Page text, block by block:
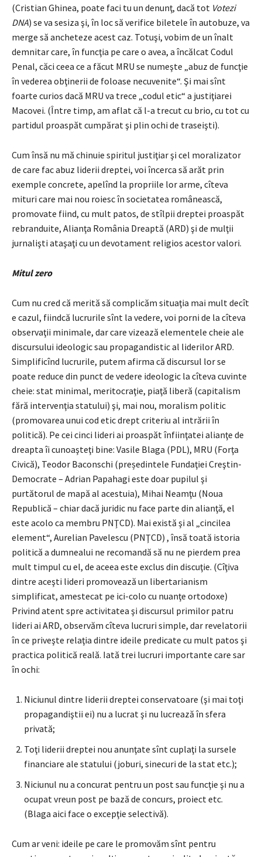
(Cristian Ghinea, poate faci tu un denunţ, dacă tot Votezi
DNA) se va sesiza şi, în loc să verifice biletele în autobuze, va
merge să ancheteze acest caz. Totuşi, vobim de un înalt
demnitar care, în funcţia pe care o avea, a încălcat Codul
Penal, căci ceea ce a făcut MRU se numeşte „abuz de funcţie
în vederea obţinerii de foloase necuvenite“. Şi mai sînt
foarte curios dacă MRU va trece „codul etic“ a justiţiarei
Macovei. (Între timp, am aflat că l-a trecut cu brio, cu tot cu
partidul proaspăt cumpărat şi plin ochi de traseişti).
Cum însă nu mă chinuie spiritul justiţiar şi cel moralizator
de care fac abuz liderii dreptei, voi încerca să arăt prin
exemple concrete, apelînd la propriile lor arme, cîteva
mituri care mai nou roiesc în societatea românească,
promovate fiind, cu mult patos, de stîlpii dreptei proaspăt
rebranduite, Alianţa România Dreaptă (ARD) şi de mulţii
jurnalişti ataşaţi cu un devotament religios acestor valori.
Mitul zero
Cum nu cred că merită să complicăm situaţia mai mult decît
e cazul, fiindcă lucrurile sînt la vedere, voi porni de la cîteva
observaţii minimale, dar care vizează elementele cheie ale
discursului ideologic sau propagandistic al liderilor ARD.
Simplificînd lucrurile, putem afirma că discursul lor se
poate reduce din punct de vedere ideologic la cîteva cuvinte
cheie: stat minimal, meritocraţie, piaţă liberă (capitalism
fără intervenţia statului) şi, mai nou, moralism politic
(promovarea unui cod etic drept criteriu al intrării în
politică). Pe cei cinci lideri ai proaspăt înfiinţatei alianţe de
dreapta îi cunoaşteţi bine: Vasile Blaga (PDL), MRU (Forţa
Civică), Teodor Baconschi (președintele Fundaţiei Creştin-
Democrate – Adrian Papahagi este doar pupilul şi
purtătorul de mapă al acestuia), Mihai Neamţu (Noua
Republică – chiar dacă juridic nu face parte din alianţă, el
este acolo ca membru PNŢCD). Mai există şi al „cincilea
element“, Aurelian Pavelescu (PNŢCD) , însă toată istoria
politică a dumnealui ne recomandă să nu ne pierdem prea
mult timpul cu el, de aceea este exclus din discuţie. (Cîţiva
dintre aceşti lideri promovează un libertarianism
simplificat, amestecat pe ici-colo cu nuanţe ortodoxe)
Privind atent spre activitatea şi discursul primilor patru
lideri ai ARD, observăm cîteva lucruri simple, dar revelatorii
în ce priveşte relaţia dintre ideile predicate cu mult patos şi
practica politică reală. Iată trei lucruri importante care sar
în ochi:
Niciunul dintre liderii dreptei conservatoare (şi mai toţi
propagandiştii ei) nu a lucrat şi nu lucrează în sfera
privată;
Toţi liderii dreptei nou anunţate sînt cuplaţi la sursele
financiare ale statului (joburi, sinecuri de la stat etc.);
Niciunul nu a concurat pentru un post sau funcţie şi nu a
ocupat vreun post pe bază de concurs, proiect etc.
(Blaga aici face o excepţie selectivă).
Cum ar veni: ideile pe care le promovăm sînt pentru